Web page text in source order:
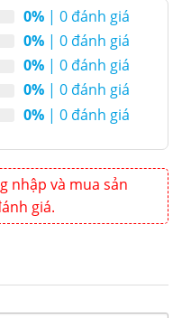
suất 772W
gas R404A và
Salad giữ lạnh
0% | 0 đánh giá
0% | 0 đánh giá
0% | 0 đánh giá
0% | 0 đánh giá
0% | 0 đánh giá
nhập và mua sản
giá.